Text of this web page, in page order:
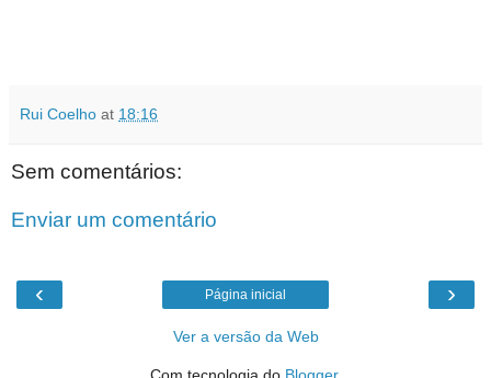
Rui Coelho at 18:16
Sem comentários:
Enviar um comentário
‹ ›
Página inicial
Ver a versão da Web